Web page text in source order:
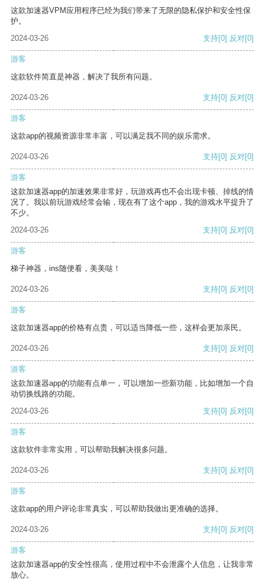
这款加速器VPM应用程序已经为我们带来了无限的隐私保护和安全性保
护。
2024-03-26
支持[0] 反对[0]
游客
这款软件简直是神器，解决了我所有问题。
2024-03-26 支持[0] 反对[0]
游客
这款app的视频资源非常丰富，可以满足我不同的娱乐需求。
2024-03-26 支持[0] 反对[0]
游客
这款加速器app的加速效果非常好，玩游戏再也不会出现卡顿、掉线的情
况了。我以前玩游戏经常会输，现在有了这个app，我的游戏水平提升了
不少。
2024-03-26
支持[0] 反对[0]
游客
梯子神器，ins随便看，美美哒！
2024-03-26 支持[0] 反对[0]
游客
这款加速器app的价格有点贵，可以适当降低一些，这样会更加亲民。
2024-03-26 支持[0] 反对[0]
游客
这款加速器app的功能有点单一，可以增加一些新功能，比如增加一个自
动切换线路的功能。
2024-03-26
支持[0] 反对[0]
游客
这款软件非常实用，可以帮助我解决很多问题。
2024-03-26 支持[0] 反对[0]
游客
这款app的用户评论非常真实，可以帮助我做出更准确的选择。
2024-03-26 支持[0] 反对[0]
游客
这款加速器app的安全性很高，使用过程中不会泄露个人信息，让我非常
放心。